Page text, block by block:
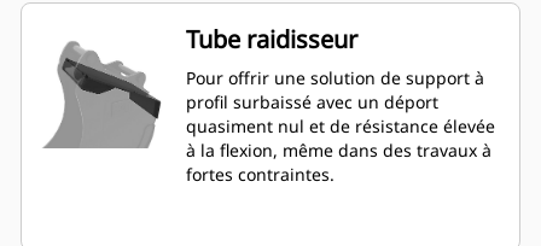
Tube raidisseur
Pour offrir une solution de support à
profil surbaissé avec un déport
quasiment nul et de résistance élevée
à la flexion, même dans des travaux à
fortes contraintes.